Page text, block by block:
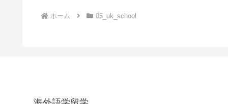
ホーム 05_uk_school